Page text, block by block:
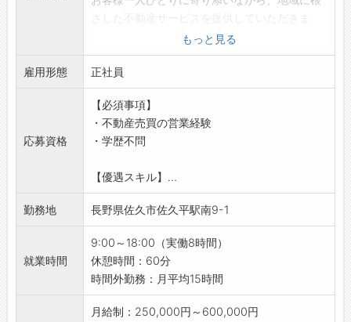
【具体的な業務内容】
1．お客様への土地・建物提案
・ご予算や希望条件に合わせた土地や中古住宅
の情報提供
・他の不動産会社との連携
2．契約・調整
・取引を円滑に進めるための各種業務
3．市場調査・情報収集
・地域の土地情報や市場動向の調査・分析
・最新情報を社内やお客様に提供
【おすすめポイント】
◆働きやすさを重視した環境♪
・時間外労働はありますが、厳しいノルマはな
もっと見る
雇用形態 正社員
応募資格
【必須事項】
・不動産売買の営業経験
・学歴不問
【優遇スキル】...
勤務地 長野県佐久市佐久平駅南9-1
就業時間
9:00～18:00（実働8時間）
休憩時間：60分
時間外勤務：月平均15時間
月給制：250,000円～600,000円